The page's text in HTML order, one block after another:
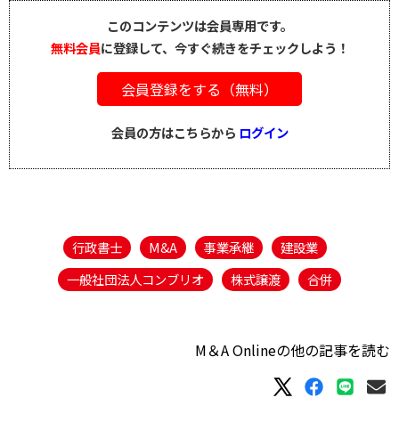
このコンテンツは会員専用です。
無料会員に登録して、今すぐ続きをチェックしよう！
会員登録をする（無料）
会員の方はこちらから ログイン
行政書士 M&A 事業承継
建設業
一般社団法人コンブリオ
株式譲渡 合併
M＆A Onlineの他の記事を読む